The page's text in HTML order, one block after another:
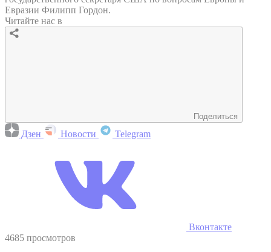
Евразии Филипп Гордон.
Читайте нас в
Поделиться
Дзен Новости Telegram
Вконтакте
4685 просмотров